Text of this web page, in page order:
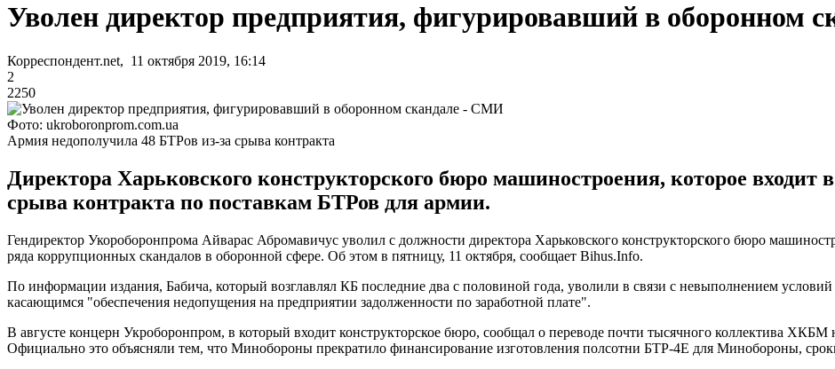
Уволен директор предприятия, фигурировавший в оборонном
Корреспондент.net, 11 октября 2019, 16:14
2
2250
Фото: ukroboronprom.com.ua
Армия недополучила 48 БТРов из-за срыва контракта
Директора Харьковского конструкторского бюро машиностроения, которое входит
срыва контракта по поставкам БТРов для армии.
Гендиректор Укороборонпрома Айварас Абромавичус уволил с должности директора Харьковского конструкторского бюро
ряда коррупционных скандалов в оборонной сфере. Об этом в пятницу, 11 октября, сообщает Bihus.Info.
По информации издания, Бабича, который возглавлял КБ последние два с половиной года, уволили в связи с невыполнением
касающимся "обеспечения недопущения на предприятии задолженности по заработной плате".
В августе концерн Укроборонпром, в который входит конструкторское бюро, сообщал о переводе почти тысячного коллектива ХКБМ
Официально это объясняли тем, что Минобороны прекратило финансирование изготовления полсотни БТР-4Е для Минобороны,